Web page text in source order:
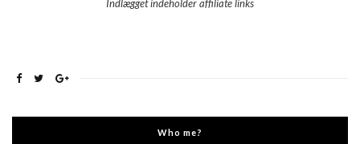
Indlægget indeholder affiliate links
Who me?